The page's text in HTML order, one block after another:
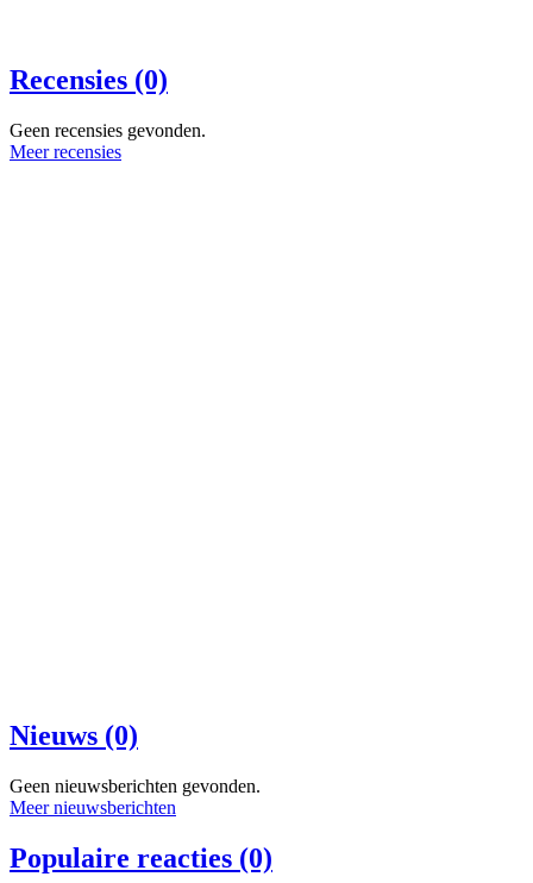
Recensies (0)
Geen recensies gevonden.
Meer recensies
Nieuws (0)
Geen nieuwsberichten gevonden.
Meer nieuwsberichten
Populaire reacties (0)